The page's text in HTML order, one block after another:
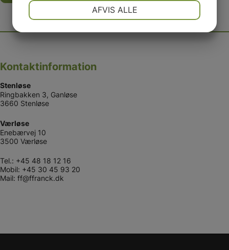
Kontaktinformation
Stenløse
Ringbakken 3, Ganløse
3660 Stenløse
Værløse
Enebærvej 10
3500 Værløse
Tel.: +45 48 18 12 16
Mobil: +45 30 45 93 20
Mail: ff@ffranck.dk
AFVIS ALLE